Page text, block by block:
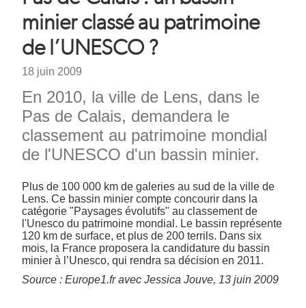
d'Ariane
minier classé au patrimoine
de l’UNESCO ?
Date
18 juin 2009
Chapeau
En 2010, la ville de Lens, dans le
Pas de Calais, demandera le
classement au patrimoine mondial
de l'UNESCO d'un bassin minier.
Texte
Plus de 100 000 km de galeries au sud de la ville de
Lens. Ce bassin minier compte concourir dans la
catégorie "Paysages évolutifs" au classement de
l'Unesco du patrimoine mondial. Le bassin représente
120 km de surface, et plus de 200 terrils. Dans six
mois, la France proposera la candidature du bassin
minier à l’Unesco, qui rendra sa décision en 2011.
Source : Europe1.fr avec Jessica Jouve, 13 juin 2009